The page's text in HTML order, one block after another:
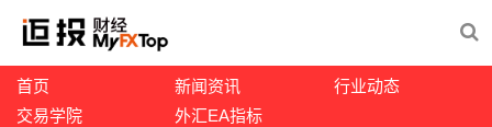
首页 新闻资讯
行业动态
交易学院
外汇EA指标